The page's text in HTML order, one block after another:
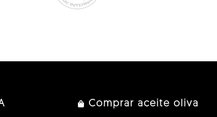
Comprar aceite oliva